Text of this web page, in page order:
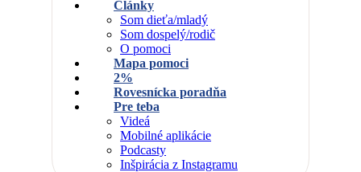
Články
Som dieťa/mladý
Som dospelý/rodič
O pomoci
Mapa pomoci
2%
Rovesnícka poradňa
Pre teba
Videá
Mobilné aplikácie
Podcasty
Inšpirácia z Instagramu